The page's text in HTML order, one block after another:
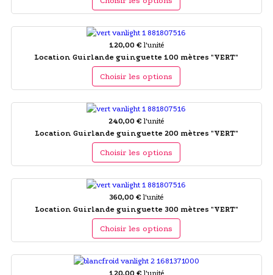
120,00 € l'unité
Location Guirlande guinguette 100 mètres "VERT"
Choisir les options
240,00 € l'unité
Location Guirlande guinguette 200 mètres "VERT"
Choisir les options
360,00 € l'unité
Location Guirlande guinguette 300 mètres "VERT"
Choisir les options
120,00 € l'unité